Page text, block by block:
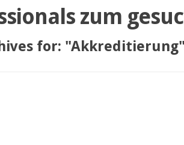
zum
for: "Akkreditierung"